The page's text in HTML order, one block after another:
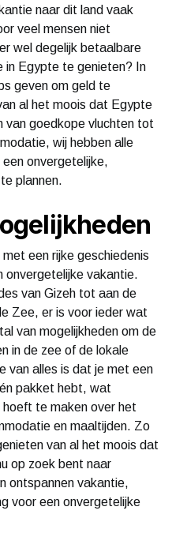
naar dit land vaak
veel mensen niet
wel degelijk betaalbare
in Egypte te genieten? In
geven om geld te
al het moois dat Egypte
van goedkope vluchten tot
wij hebben alle
onvergetelijke,
plannen.
een rijke geschiedenis
onvergetelijke vakantie.
van Gizeh tot aan de
Zee, er is voor ieder wat
van mogelijkheden om de
in de zee of de lokale
van alles is dat je met een
pakket hebt, wat
te maken over het
en maaltijden. Zo
van al het moois dat
op zoek bent naar
ontspannen vakantie,
voor een onvergetelijke